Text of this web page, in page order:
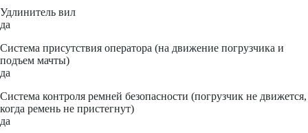
Удлинитель вил
да
Система присутствия оператора (на движение погрузчика и
подъем мачты)
да
Система контроля ремней безопасности (погрузчик не движется,
когда ремень не пристегнут)
да